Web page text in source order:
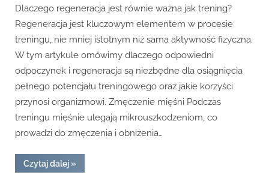
Dlaczego regeneracja jest równie ważna jak trening?
Regeneracja jest kluczowym elementem w procesie
treningu, nie mniej istotnym niż sama aktywność fizyczna.
W tym artykule omówimy dlaczego odpowiedni
odpoczynek i regeneracja są niezbędne dla osiągnięcia
pełnego potencjału treningowego oraz jakie korzyści
przynosi organizmowi. Zmęczenie mięśni Podczas
treningu mięśnie ulegają mikrouszkodzeniom, co
prowadzi do zmęczenia i obniżenia…
Czytaj dalej“Dlaczego
regeneracja
»